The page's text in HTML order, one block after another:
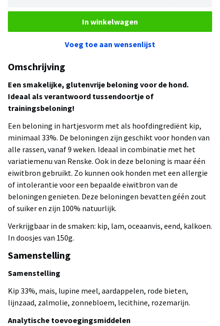
In winkelwagen
Voeg toe aan wensenlijst
Omschrijving
Een smakelijke, glutenvrije beloning voor de hond.
Ideaal als verantwoord tussendoortje of
trainingsbeloning!
Een beloning in hartjesvorm met als hoofdingrediënt kip,
minimaal 33%. De beloningen zijn geschikt voor honden van
alle rassen, vanaf 9 weken. Ideaal in combinatie met het
variatiemenu van Renske. Ook in deze beloning is maar één
eiwitbron gebruikt. Zo kunnen ook honden met een allergie
of intolerantie voor een bepaalde eiwitbron van de
beloningen genieten. Deze beloningen bevatten géén zout
of suiker en zijn 100% natuurlijk.
Verkrijgbaar in de smaken: kip, lam, oceaanvis, eend, kalkoen.
In doosjes van 150g.
Samenstelling
Samenstelling
Kip 33%, mais, lupine meel, aardappelen, rode bieten,
lijnzaad, zalmolie, zonnebloem, lecithine, rozemarijn.
Analytische toevoegingsmiddelen